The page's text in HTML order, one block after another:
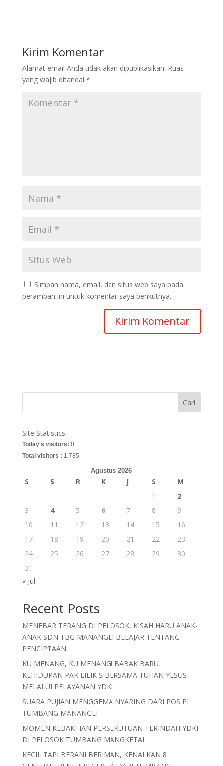
Kirim Komentar
Alamat email Anda tidak akan dipublikasikan. Ruas
yang wajib ditandai *
Simpan nama, email, dan situs web saya pada
peramban ini untuk komentar saya berikutnya.
Cari
Site Statistics
Today's visitors: 0
Total visitors : 1,785
Agustus 2026
S S R K J S
M
1
2
3
4 5 6 7 8
9
10
11 12 13 14 15
16
17
18 19 20 21 22
23
24
25 26 27 28 29
30
31
« Jul
Recent Posts
MENEBAR TERANG DI PELOSOK, KISAH HARU ANAK-
ANAK SDN TBG MANANGEI BELAJAR TENTANG
PENCIPTAAN
KU MENANG, KU MENANG! BABAK BARU
KEHIDUPAN PAK LILIK S BERSAMA TUHAN YESUS
MELALUI PELAYANAN YDKI
SUARA PUJIAN MENGGEMA NYARING DARI POS PI
TUMBANG MANANGEI
MOMEN KEBAKTIAN PERSEKUTUAN TERINDAH YDKI
DI PELOSOK TUMBANG MANGKETAI
KECIL TAPI BERANI BERIMAN, KENALKAN 8